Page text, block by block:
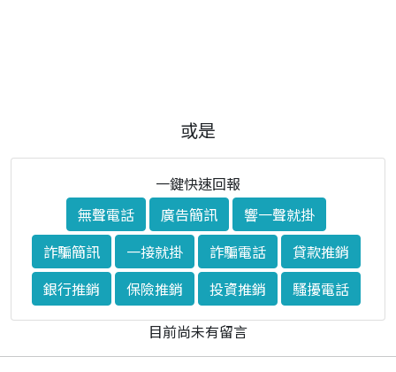
或是
一鍵快速回報
無聲電話
廣告簡訊
響一聲就掛
詐騙簡訊
一接就掛 詐騙電話
貸款推銷
銀行推銷
保險推銷 投資推銷
騷擾電話
目前尚未有留言